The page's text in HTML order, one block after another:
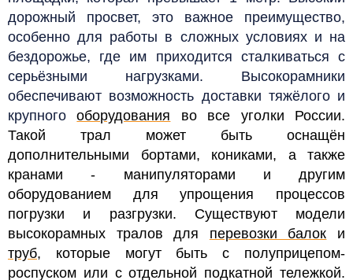
дорожный просвет, это важное преимущество,
особенно для работы в сложных условиях и на
бездорожье, где им приходится сталкиваться с
серьёзными нагрузками. Высокорамники
обеспечивают возможность доставки тяжёлого и
крупногооборудования во все уголки России.
Такой трал может быть оснащён
дополнительными бортами, кониками, а также
кранами - манипуляторами и другим
оборудованием для упрощения процессов
погрузки и разгрузки. Существуют модели
высокорамных тралов для перевозки балок и
труб, которые могут быть с полуприцепом-
роспуском или с отдельной подкатной тележкой.